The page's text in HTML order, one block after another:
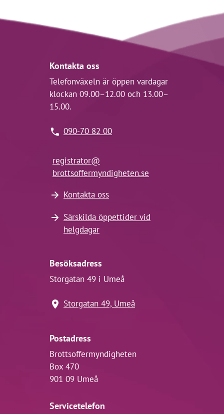
Kontakta oss
Telefonväxeln är öppen vardagar
klockan 09.00–12.00 och 13.00–
15.00.
090-70 82 00
registrator@
brottsoffermyndigheten.se
Kontakta oss
Särskilda öppettider vid
helgdagar
Besöksadress
Storgatan 49 i Umeå
Storgatan 49, Umeå
Postadress
Brottsoffermyndigheten
Box 470
901 09 Umeå
Servicetelefon